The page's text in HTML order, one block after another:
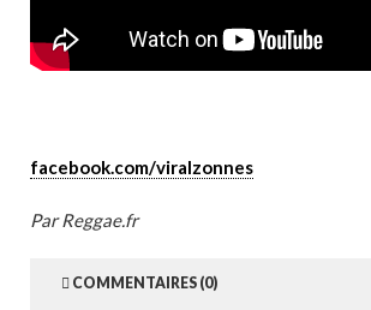
facebook.com/viralzonnes
Par Reggae.fr
COMMENTAIRES (0)